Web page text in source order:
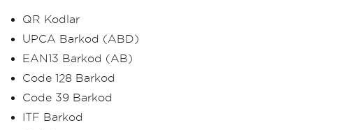
QR Kodlar
UPCA Barkod (ABD)
EAN13 Barkod (AB)
Code 128 Barkod
Code 39 Barkod
ITF Barkod